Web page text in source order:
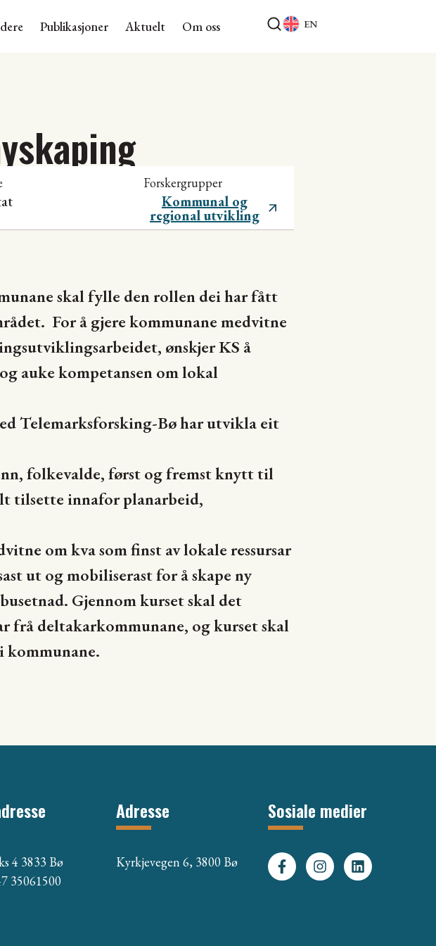
Publikasjoner Aktuelt Om oss EN
Forskergrupper
Kommunal og
regional utvikling
skal fylle den rollen dei har fått
For å gjere kommunane medvitne
ønskjer KS å
auke kompetansen om lokal
Telemarksforsking-Bø har utvikla eit
folkevalde, først og fremst knytt til
tilsette innafor planarbeid,
om kva som finst av lokale ressursar
ut og mobiliserast for å skape ny
Gjennom kurset skal det
frå deltakarkommunane, og kurset skal
4 3833 Bø
35061500
Adresse
Kyrkjevegen 6, 3800 Bø
Sosiale medier